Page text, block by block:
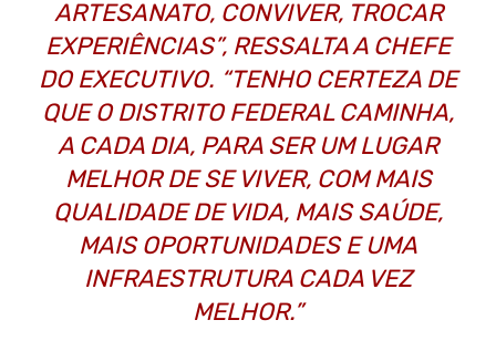
ARTESANATO, CONVIVER, TROCAR
EXPERIÊNCIAS”, RESSALTA A CHEFE
DO EXECUTIVO. “TENHO CERTEZA DE
QUE O DISTRITO FEDERAL CAMINHA,
A CADA DIA, PARA SER UM LUGAR
MELHOR DE SE VIVER, COM MAIS
QUALIDADE DE VIDA, MAIS SAÚDE,
MAIS OPORTUNIDADES E UMA
INFRAESTRUTURA CADA VEZ
MELHOR.”